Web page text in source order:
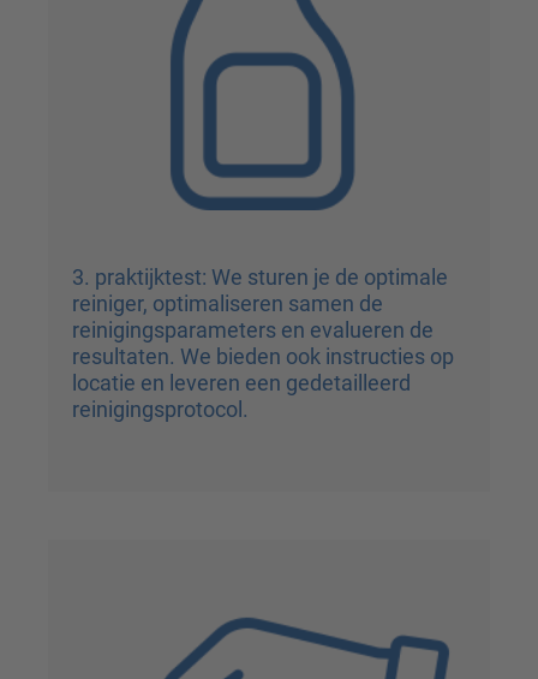
3. praktijktest: We sturen je de optimale
reiniger, optimaliseren samen de
reinigingsparameters en evalueren de
resultaten. We bieden ook instructies op
locatie en leveren een gedetailleerd
reinigingsprotocol.